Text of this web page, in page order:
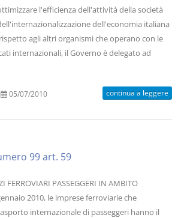
l'efficienza dell'attività della società
dell'economia italiana
agli altri organismi che operano con le
internazionali, il Governo è delegato ad
05/07/2010 continua a leggere
99 art. 59
FERROVIARI PASSEGGERI IN AMBITO
2010, le imprese ferroviarie che
internazionale di passeggeri hanno il